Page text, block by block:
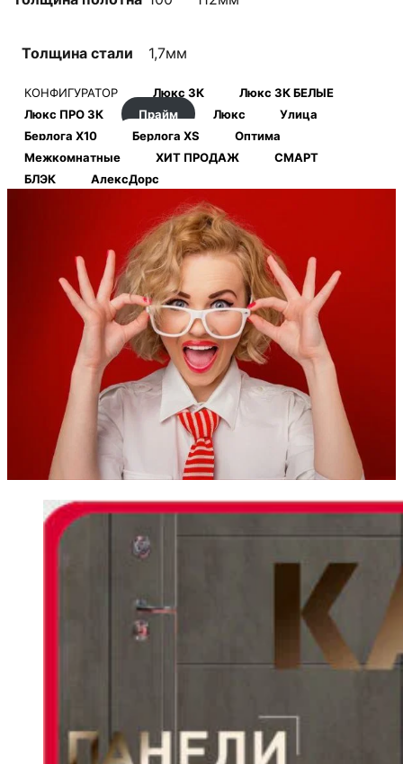
Толщина стали 1,7мм
КОНФИГУРАТОР Люкс 3К
Люкс 3К БЕЛЫЕ
Люкс ПРО 3К
Прайм Люкс
Улица
Берлога Х10
Берлога XS
Оптима
Межкомнатные
ХИТ ПРОДАЖ
СМАРТ
БЛЭК
АлексДорс